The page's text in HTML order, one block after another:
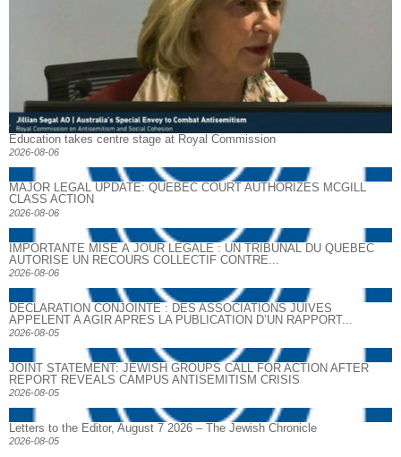
Education takes centre stage at Royal Commission
2026-08-06
MAJOR LEGAL UPDATE: QUEBEC COURT AUTHORIZES MCGILL
CLASS ACTION
2026-08-06
IMPORTANTE MISE À JOUR LÉGALE : UN TRIBUNAL DU QUÉBEC
AUTORISE UN RECOURS COLLECTIF CONTRE...
2026-08-06
DECLARATION CONJOINTE : DES ASSOCIATIONS JUIVES
APPELENT A AGIR APRES LA PUBLICATION D’UN RAPPORT...
2026-08-05
JOINT STATEMENT: JEWISH GROUPS CALL FOR ACTION AFTER
REPORT REVEALS CAMPUS ANTISEMITISM CRISIS
2026-08-05
Letters to the Editor, August 7 2026 – The Jewish Chronicle
2026-08-05